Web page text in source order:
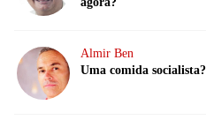
Almir Ben
Uma comida socialista?